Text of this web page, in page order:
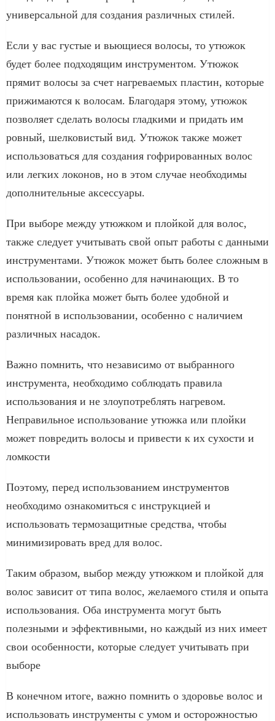
универсальной для создания различных стилей.
Если у вас густые и вьющиеся волосы, то утюжок
будет более подходящим инструментом. Утюжок
прямит волосы за счет нагреваемых пластин, которые
прижимаются к волосам. Благодаря этому, утюжок
позволяет сделать волосы гладкими и придать им
ровный, шелковистый вид. Утюжок также может
использоваться для создания гофрированных волос
или легких локонов, но в этом случае необходимы
дополнительные аксессуары.
При выборе между утюжком и плойкой для волос,
также следует учитывать свой опыт работы с данными
инструментами. Утюжок может быть более сложным в
использовании, особенно для начинающих. В то
время как плойка может быть более удобной и
понятной в использовании, особенно с наличием
различных насадок.
Важно помнить, что независимо от выбранного
инструмента, необходимо соблюдать правила
использования и не злоупотреблять нагревом.
Неправильное использование утюжка или плойки
может повредить волосы и привести к их сухости и
ломкости
Поэтому, перед использованием инструментов
необходимо ознакомиться с инструкцией и
использовать термозащитные средства, чтобы
минимизировать вред для волос.
Таким образом, выбор между утюжком и плойкой для
волос зависит от типа волос, желаемого стиля и опыта
использования. Оба инструмента могут быть
полезными и эффективными, но каждый из них имеет
свои особенности, которые следует учитывать при
выборе
В конечном итоге, важно помнить о здоровье волос и
использовать инструменты с умом и осторожностью